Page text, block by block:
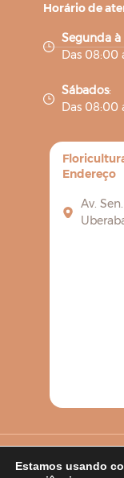
Horário de
Segunda à
Das 08:00
Sábados:
Das 08:00
Endereço
Av.
Estamos usando